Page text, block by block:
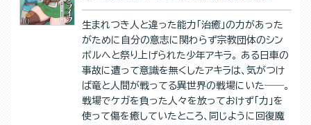
生まれつき人と違った能力「治癒」の力があった
がために自分の意志に関わらず宗教団体のシン
ボルへと祭り上げられた少年アキラ。 ある日車の
事故に遭って意識を無くしたアキラは、気がつけ
ば竜と人間が戦ってる異世界の戦場にいた――。
戦場でケガを負った人々を放っておけず「力」を
使って傷を癒していたところ、同じように回復魔